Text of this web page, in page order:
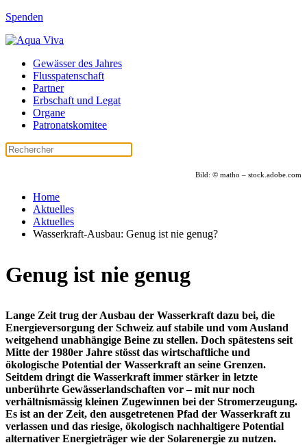
Spenden
Gewässer des Jahres
Flusspatenschaft
Partner
Erbschaft und Legat
Organe
Patronatskomitee
Bild: © matho – stock.adobe.com
Home
Aktuelles
Aktuelles
Wasserkraft-Ausbau: Genug ist nie genug?
Genug ist nie genug
Lange Zeit trug der Ausbau der Wasserkraft dazu bei, die
Energieversorgung der Schweiz auf stabile und vom Ausland
weitgehend unabhängige Beine zu stellen. Doch spätestens seit
Mitte der 1980er Jahre stösst das wirtschaftliche und
ökologische Potential der Wasserkraft an seine Grenzen.
Seitdem dringt die Wasserkraft immer stärker in letzte
unberührte Gewässerlandschaften vor – mit nur noch
verhältnismässig kleinen Zugewinnen bei der Stromerzeugung.
Es ist an der Zeit, den ausgetretenen Pfad der Wasserkraft zu
verlassen und das riesige, ökologisch nachhaltigere Potential
alternativer Energieträger wie der Solarenergie zu nutzen.